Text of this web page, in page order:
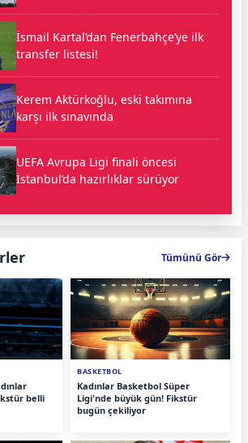
İsmail Kartal’dan Fenerbahçe’ye ilk
transfer listesi!
Kerem Aktürkoğlu, eski takımına
karşı ilk sınavında
UEFA Avrupa Ligi finali öncesi
İstanbul’da hazırlıklar sürüyor
Tümünü Gör
belli
BASKETBOL
Kadınlar Basketbol Süper
Ligi'nde büyük gün! Fikstür
bugün çekiliyor